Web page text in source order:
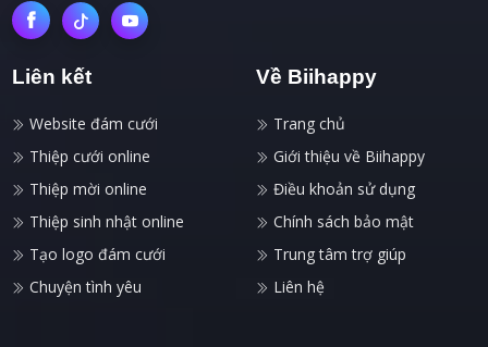
Liên kết
Website đám cưới
Thiệp cưới online
Thiệp mời online
Thiệp sinh nhật online
Tạo logo đám cưới
Chuyện tình yêu
Về Biihappy
Trang chủ
Giới thiệu về Biihappy
Điều khoản sử dụng
Chính sách bảo mật
Trung tâm trợ giúp
Liên hệ